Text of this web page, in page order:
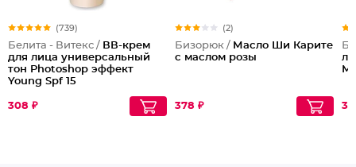
(739)
Белита - Витекс / ВВ-крем
для лица универсальный
тон Photoshop эффект
Young Spf 15
308 ₽
(2)
Бизорюк / Масло Ши Карите
с маслом розы
378 ₽